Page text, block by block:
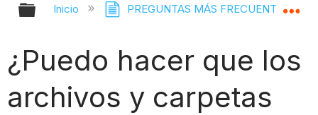
Expandir/contraer jerarquía global
Inicio PREGUNTAS MÁS FRECUENTES
¿Puedo hacer que los
archivos y carpetas